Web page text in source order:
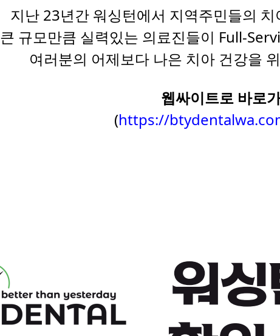
지난 23년간 워싱턴에서 지역주민들의
큰 규모만큼 실력있는 의료진들이 Full-
여러분의 어제보다 나은 치아 건강을
웹싸이트로 바로
(https://